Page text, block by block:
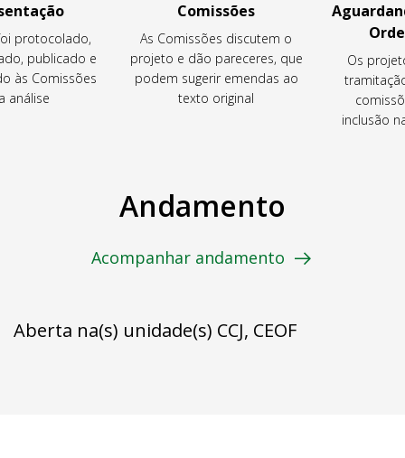
protocolado,
publicado e
às Comissões
análise
Comissões
As Comissões discutem o
projeto e dão pareceres, que
podem sugerir emendas ao
texto original
Os
inclusão
Andamento
Acompanhar andamento
Aberta na(s) unidade(s) CCJ, CEOF